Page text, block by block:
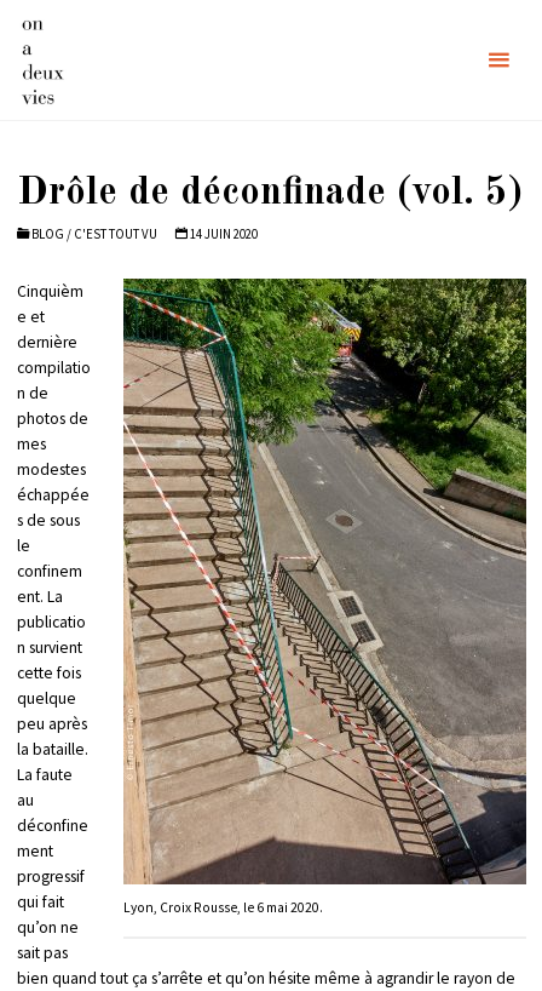
content
Drôle de déconfinade (vol. 5)
BLOG / C'EST TOUT VU 14 JUIN 2020
Lyon, Croix Rousse, le 6 mai 2020.
Cinquièm
e et
dernière
compilatio
n de
photos de
mes
modestes
échappée
s de sous
le
confinem
ent. La
publicatio
n survient
cette fois
quelque
peu après
la bataille.
La faute
au
déconfine
ment
progressif
qui fait
qu’on ne
sait pas
bien quand tout ça s’arrête et qu’on hésite même à agrandir le rayon de